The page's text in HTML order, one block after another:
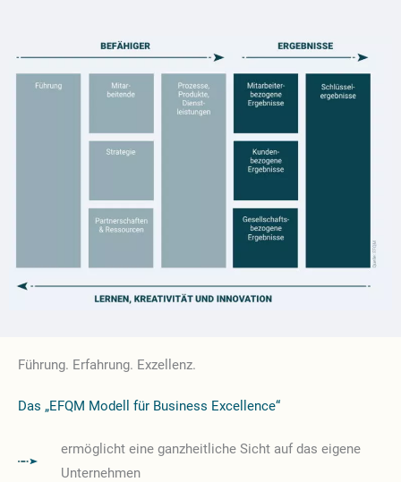
Führung. Erfahrung. Exzellenz.
Das „EFQM Modell für Business Excellence“
ermöglicht eine ganzheitliche Sicht auf das eigene
Unternehmen